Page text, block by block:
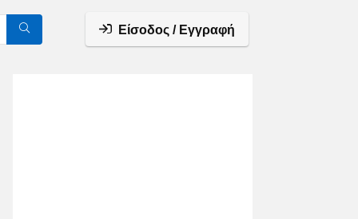
Είσοδος / Εγγραφή